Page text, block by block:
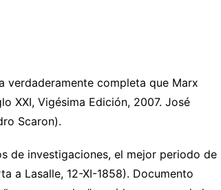
verdaderamente completa que Marx
XXI, Vigésima Edición, 2007. José
Scaron).
de investigaciones, el mejor periodo de
a Lasalle, 12-XI-1858). Documento